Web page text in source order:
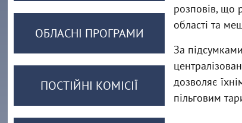
розповів, що
області та
За
дозволяє
пільговим
ОБЛАСНІ ПРОГРАМИ
ПОСТІЙНІ КОМІСІЇ